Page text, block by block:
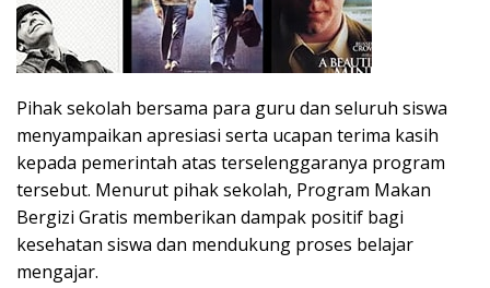
Pihak sekolah bersama para guru dan seluruh siswa
menyampaikan apresiasi serta ucapan terima kasih
kepada pemerintah atas terselenggaranya program
tersebut. Menurut pihak sekolah, Program Makan
Bergizi Gratis memberikan dampak positif bagi
kesehatan siswa dan mendukung proses belajar
mengajar.